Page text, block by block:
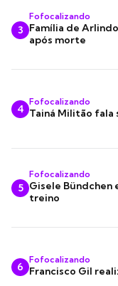
3
Fofocalizando
Família de
após morte
4
Fofocalizando
Tainá Militão fala
5
Fofocalizando
Gisele Bündchen
treino
6
Fofocalizando
Francisco Gil